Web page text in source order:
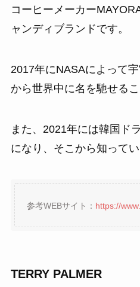
コーヒーメーカー
ャンディブランドです。
2017年にNASAによって
から世界中に名を馳せるこ
また、2021年には韓国ド
になり、そこから知って
参考WEBサイト： https://
TERRY PALMER